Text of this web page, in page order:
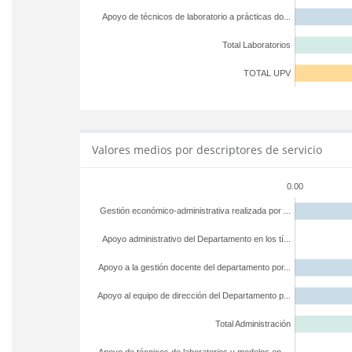
TOTAL UPV
Total Laboratorios
Apoyo de técnicos de laboratorio a prácticas do...
Valores medios por descriptores de servicio
0.00
Total Administración
Apoyo al equipo de dirección del Departamento p...
Apoyo a la gestión docente del departamento por...
Apoyo administrativo del Departamento en los tí...
Gestión económico-administrativa realizada por ...